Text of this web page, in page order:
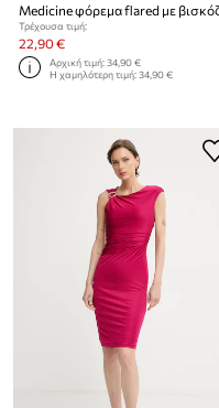
Medicine φόρεμα flared με
Τρέχουσα τιμή:
22,90 €
Αρχική τιμή:34,90 €
Η χαμηλότερη τιμή:34,90 €